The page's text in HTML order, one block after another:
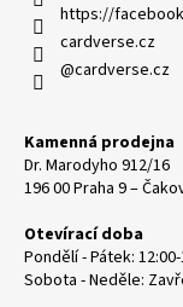
https://
cardverse.cz
@cardverse.cz
Kamenná prodejna
Dr. Marodyho 912/16
196 00 Praha 9 –
Otevírací doba
Pondělí - Pátek:
Sobota - Neděle: